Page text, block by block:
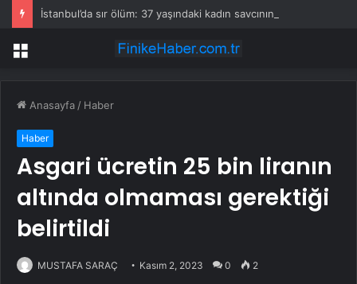
Menü
Anasayfa / Haber
Haber
Asgari ücretin 25 bin liranın
altında olmaması gerektiği
belirtildi
MUSTAFA SARAÇ Kasım 2, 2023 0 2